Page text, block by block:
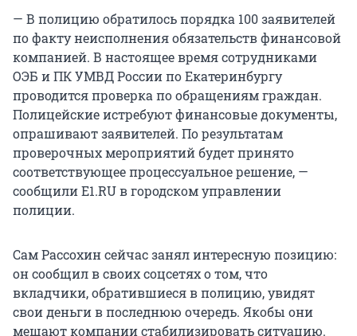
— В полицию обратилось порядка 100 заявителей
по факту неисполнения обязательств финансовой
компанией. В настоящее время сотрудниками
ОЭБ и ПК УМВД России по Екатеринбургу
проводится проверка по обращениям граждан.
Полицейские истребуют финансовые документы,
опрашивают заявителей. По результатам
проверочных мероприятий будет принято
соответствующее процессуальное решение, —
сообщили E1.RU в городском управлении
полиции.
Сам Рассохин сейчас занял интересную позицию:
он сообщил в своих соцсетях о том, что
вкладчики, обратившиеся в полицию, увидят
свои деньги в последнюю очередь. Якобы они
мешают компании стабилизировать ситуацию.